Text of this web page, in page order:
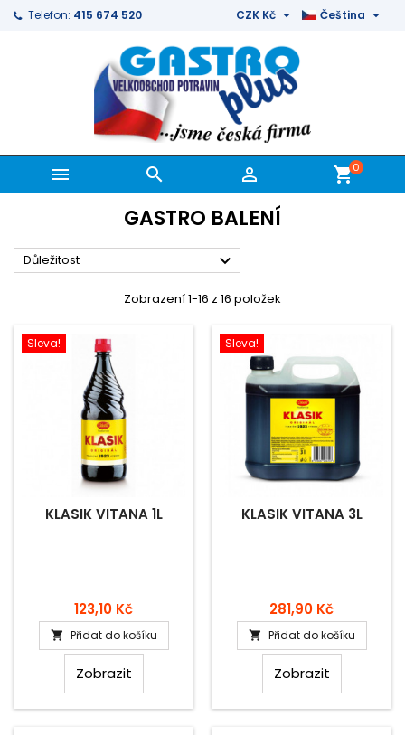
Telefon: 415 674 520 Čeština 
CZK Kč 
   shopping_cart0
GASTRO BALENÍ
Důležitost 
Zobrazení 1-16 z 16 položek
Sleva!
KLASIK VITANA 1L
Cena
123,10 Kč
 Přidat do košíku
Zobrazit
Sleva!
KLASIK VITANA 3L
Cena
281,90 Kč
 Přidat do košíku
Zobrazit